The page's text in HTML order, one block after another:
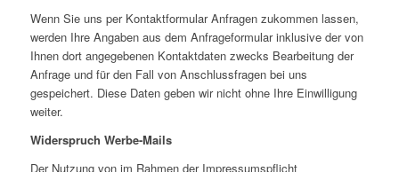
Wenn Sie uns per Kontaktformular Anfragen zukommen lassen,
werden Ihre Angaben aus dem Anfrageformular inklusive der von
Ihnen dort angegebenen Kontaktdaten zwecks Bearbeitung der
Anfrage und für den Fall von Anschlussfragen bei uns
gespeichert. Diese Daten geben wir nicht ohne Ihre Einwilligung
weiter.
Widerspruch Werbe-Mails
Der Nutzung von im Rahmen der Impressumspflicht